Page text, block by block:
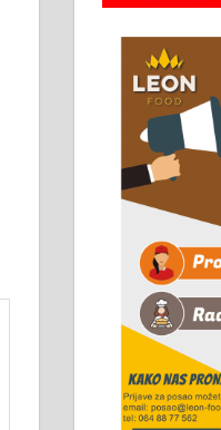
061/32-13-